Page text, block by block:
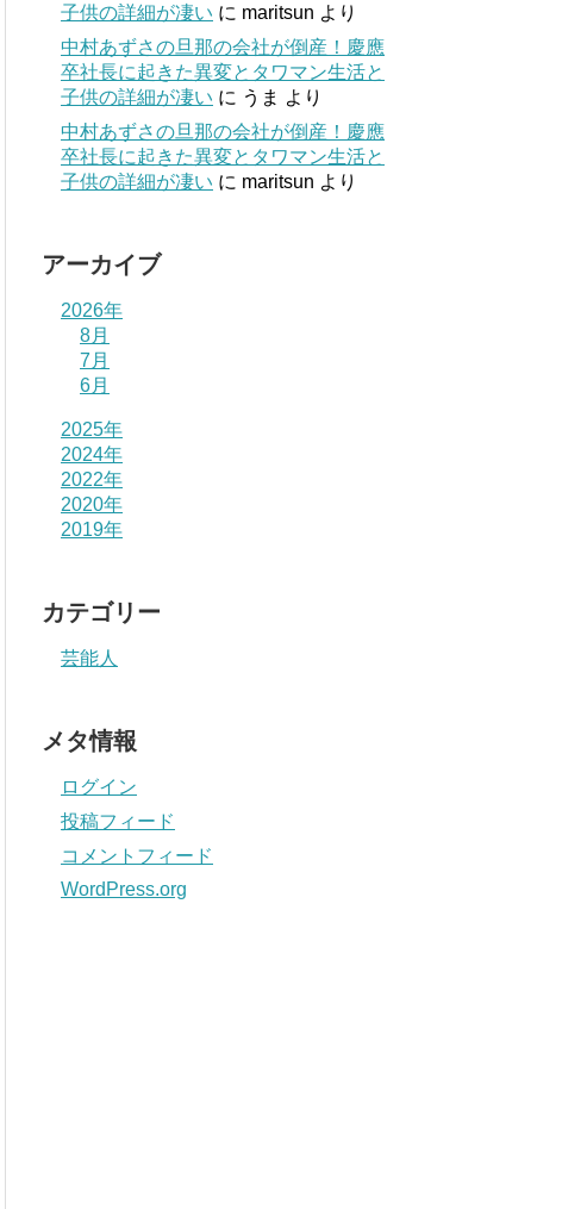
子供の詳細が凄い に maritsun より
中村あずさの旦那の会社が倒産！慶應
卒社長に起きた異変とタワマン生活と
子供の詳細が凄い に うま より
中村あずさの旦那の会社が倒産！慶應
卒社長に起きた異変とタワマン生活と
子供の詳細が凄い に maritsun より
アーカイブ
2026年
8月
7月
6月
2025年
2024年
2022年
2020年
2019年
カテゴリー
芸能人
メタ情報
ログイン
投稿フィード
コメントフィード
WordPress.org